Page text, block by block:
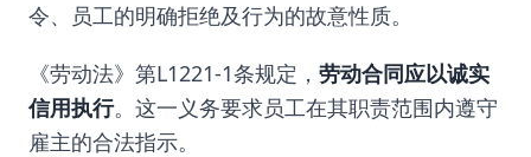
令、员工的明确拒绝及行为的故意性质。
《劳动法》第L1221-1条规定， 劳动合同应以诚实
信用执行。这一义务要求员工在其职责范围内遵守
雇主的合法指示。